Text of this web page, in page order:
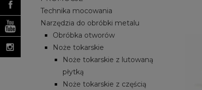
Technika mocowania
Narzędzia do obróbki metalu
Obróbka otworów
Noże tokarskie
Noże tokarskie z lutowaną
płytką
Noże tokarskie z częścią